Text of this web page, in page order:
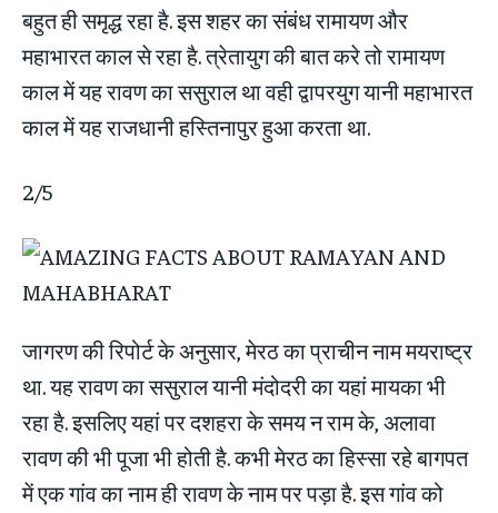
बहुत ही समृद्ध रहा है. इस शहर का संबंध रामायण और
महाभारत काल से रहा है. त्रेतायुग की बात करे तो रामायण
काल में यह रावण का ससुराल था वही द्वापरयुग यानी महाभारत
काल में यह राजधानी हस्तिनापुर हुआ करता था.
2/5
जागरण की रिपोर्ट के अनुसार, मेरठ का प्राचीन नाम मयराष्ट्र
था. यह रावण का ससुराल यानी मंदोदरी का यहां मायका भी
रहा है. इसलिए यहां पर दशहरा के समय न राम के, अलावा
रावण की भी पूजा भी होती है. कभी मेरठ का हिस्सा रहे बागपत
में एक गांव का नाम ही रावण के नाम पर पड़ा है. इस गांव को